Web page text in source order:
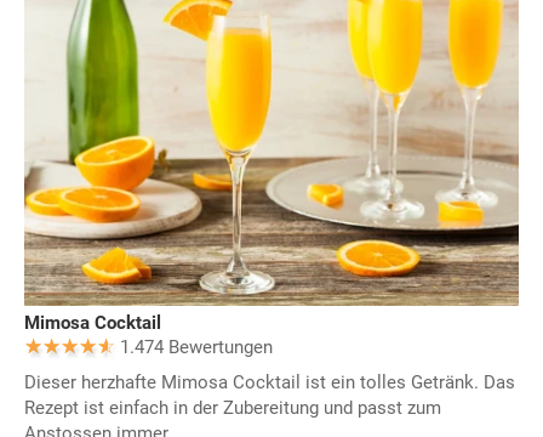
Mimosa Cocktail
1.474 Bewertungen
Dieser herzhafte Mimosa Cocktail ist ein tolles Getränk. Das
Rezept ist einfach in der Zubereitung und passt zum